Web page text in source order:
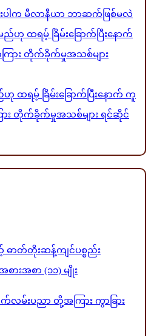
ါက မီလာနီယာ ဘာဆက်ဖြစ်မလဲ
မ့် ခြိမ်းခြောက်ပြီးနောက် ကူ
း တိုက်ခိုက်မှုအသစ်များ ရင်ဆိုင်
ာတ်တိုးဆန့်ကျင်ပစ္စည်း
ားအစာ (၁၁) မျိုး
မ်းပညာ တို့အကြား ကွာခြား